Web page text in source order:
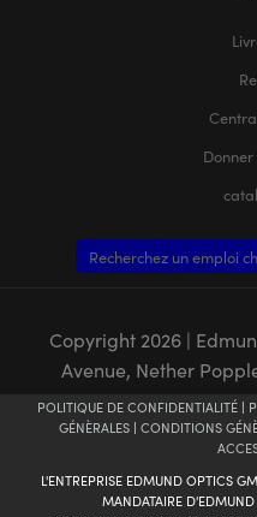
Recherchez un emploi
Copyright 2026|
Avenue, Nether
POLITIQUE DE CONFIDENTIALITÉ|
GÉNÈRALES| CONDITIONS
L'ENTREPRISE EDMUND OPTICS
MANDATAIRE